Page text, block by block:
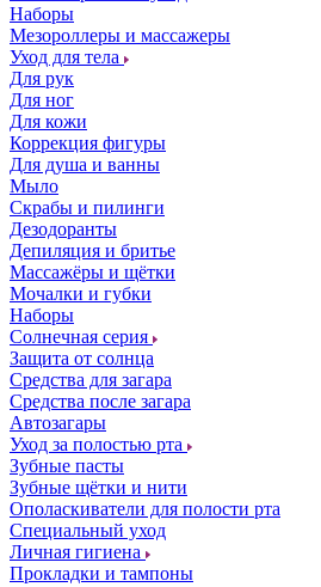
Наборы
Мезороллеры и массажеры
Уход для тела
Для рук
Для ног
Для кожи
Коррекция фигуры
Для душа и ванны
Мыло
Скрабы и пилинги
Дезодоранты
Депиляция и бритье
Массажёры и щётки
Мочалки и губки
Наборы
Солнечная серия
Защита от солнца
Средства для загара
Средства после загара
Автозагары
Уход за полостью рта
Зубные пасты
Зубные щётки и нити
Ополаскиватели для полости рта
Специальный уход
Личная гигиена
Прокладки и тампоны